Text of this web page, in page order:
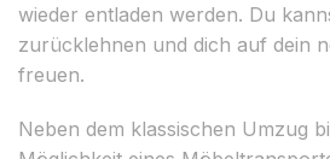
wieder entladen werden. Du
zurücklehnen und dich auf dein
freuen.
Neben dem klassischen Umzug